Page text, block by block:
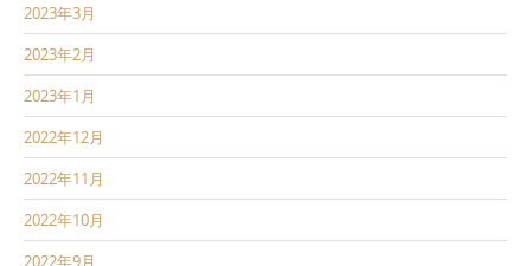
2023年3月
2023年2月
2023年1月
2022年12月
2022年11月
2022年10月
2022年9月